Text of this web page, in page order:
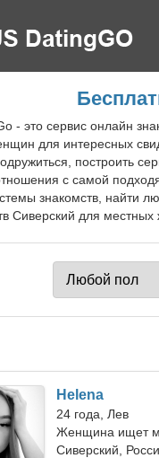
- это сервис онлайн
для интересных
построить
с самой
знакомств, найти
Сиверский для местных
Helena
24 года, Лев
Женщина ищет
Сиверский,